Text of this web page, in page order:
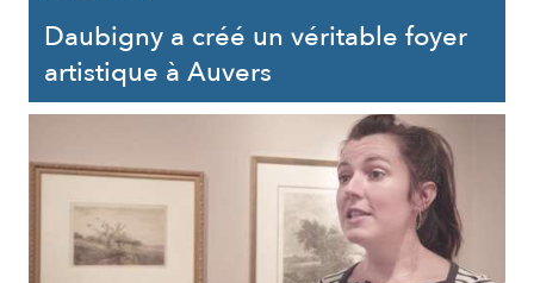
Daubigny a créé un véritable foyer
artistique à Auvers